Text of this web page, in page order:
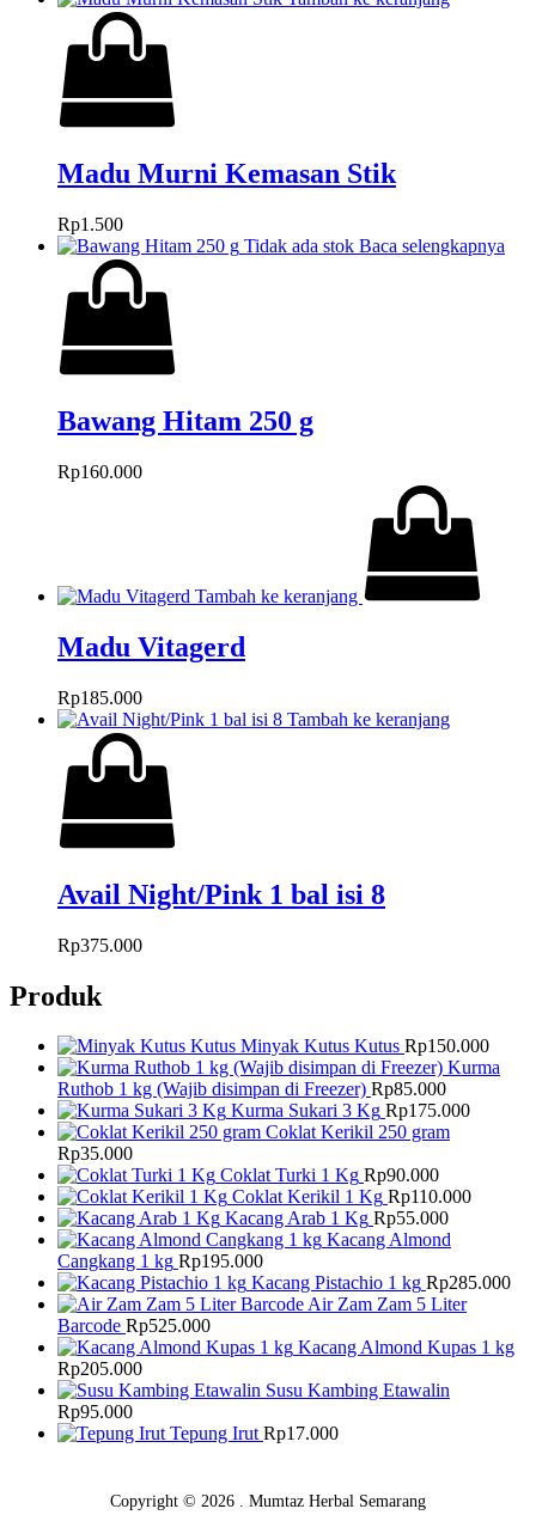
Madu Murni Kemasan Stik
Rp1.500
Tidak ada stok Baca selengkapnya
Bawang Hitam 250 g
Rp160.000
Tambah ke keranjang
Madu Vitagerd
Rp185.000
Tambah ke keranjang
Avail Night/Pink 1 bal isi 8
Rp375.000
Produk
Minyak Kutus Kutus Rp150.000
Kurma
Ruthob 1 kg (Wajib disimpan di Freezer) Rp85.000
Kurma Sukari 3 Kg Rp175.000
Coklat Kerikil 250 gram
Rp35.000
Coklat Turki 1 Kg Rp90.000
Coklat Kerikil 1 Kg Rp110.000
Kacang Arab 1 Kg Rp55.000
Kacang Almond
Cangkang 1 kg Rp195.000
Kacang Pistachio 1 kg Rp285.000
Air Zam Zam 5 Liter
Barcode Rp525.000
Kacang Almond Kupas 1 kg
Rp205.000
Susu Kambing Etawalin
Rp95.000
Tepung Irut Rp17.000
Copyright © 2026 . Mumtaz Herbal Semarang